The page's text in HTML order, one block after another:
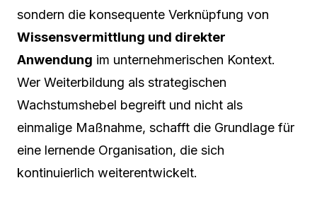
sondern die konsequente Verknüpfung von
Wissensvermittlung und direkter
Anwendung im unternehmerischen Kontext.
Wer Weiterbildung als strategischen
Wachstumshebel begreift und nicht als
einmalige Maßnahme, schafft die Grundlage für
eine lernende Organisation, die sich
kontinuierlich weiterentwickelt.